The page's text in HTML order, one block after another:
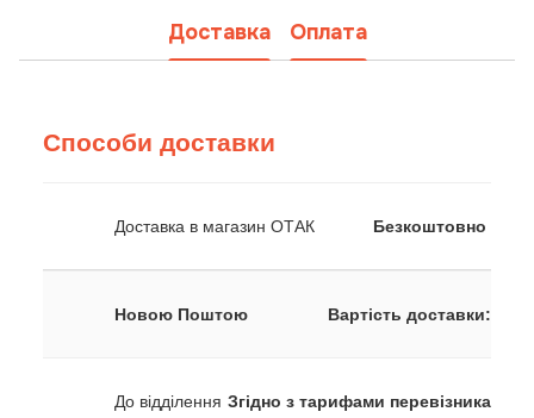
Доставка Оплата
Способи доставки
Доставка в магазин ОТАК Безкоштовно
Новою Поштою Вартість доставки:
До відділення Згідно з тарифами перевізника